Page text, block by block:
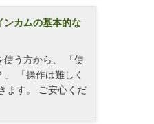
ンカムの基本的な
使う方から、 「使
「操作は難しく
ます。 ご安心くだ